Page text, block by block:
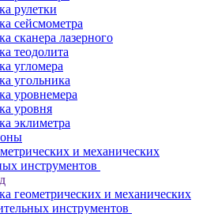
рулетки
сейсмометра
сканера лазерного
теодолита
угломера
угольника
уровнемера
уровня
эклиметра
и механических
инструментов
геометрических и механических
инструментов